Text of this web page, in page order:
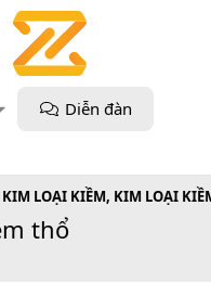
Diễn đàn
thổ